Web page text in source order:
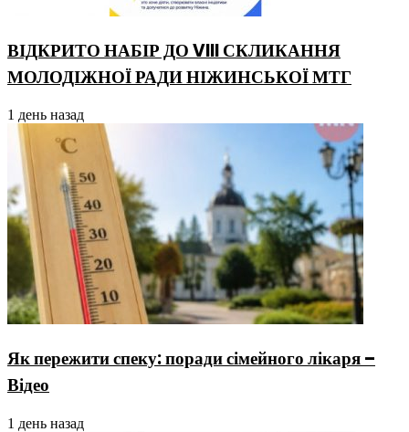
ВІДКРИТО НАБІР ДО VIII СКЛИКАННЯ
МОЛОДІЖНОЇ РАДИ НІЖИНСЬКОЇ МТГ
1 день назад
Як пережити спеку: поради сімейного лікаря –
Відео
1 день назад